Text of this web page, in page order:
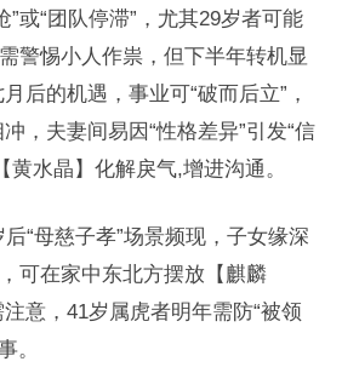
”或“团队停滞”，尤其29岁者可能
警惕小人作祟，但下半年转机显
后的机遇，事业可“破而后立”，
，夫妻间易因“性格差异”引发“信
黄水晶】化解戾气,增进沟通。
“母慈子孝”场景频现，子女缘深
可在家中东北方摆放【麒麟
意，41岁属虎者明年需防“被领
。